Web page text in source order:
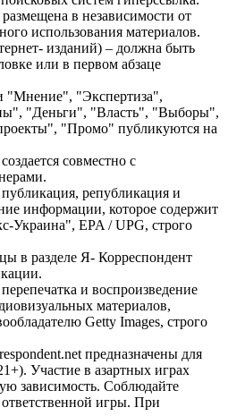
в независимости от
использования материалов.
изданий) – должна быть
или в первом абзаце
"Мнение", "Экспертиза",
"Деньги", "Власть", "Выборы",
"Промо" публикуются на
совместно с
републикация и
информации, которое содержит
Украина", EPA / UPG, строго
в разделе Я- Корреспондент
и воспроизведение
материалов,
Getty Images, строго
предназначены для
Участие в азартных играх
зависимость. Соблюдайте
игры. При